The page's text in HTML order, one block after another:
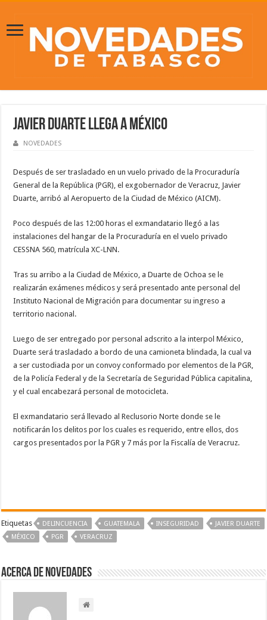
Javier Duarte llega a México
NOVEDADES
Después de ser trasladado en un vuelo privado de la Procuraduría
General de la República (PGR), el exgobernador de Veracruz, Javier
Duarte, arribó al Aeropuerto de la Ciudad de México (AICM).
Poco después de las 12:00 horas el exmandatario llegó a las
instalaciones del hangar de la Procuraduría en el vuelo privado
CESSNA 560, matrícula XC-LNN.
Tras su arribo a la Ciudad de México, a Duarte de Ochoa se le
realizarán exámenes médicos y será presentado ante personal del
Instituto Nacional de Migración para documentar su ingreso a
territorio nacional.
Luego de ser entregado por personal adscrito a la interpol México,
Duarte será trasladado a bordo de una camioneta blindada, la cual va
a ser custodiada por un convoy conformado por elementos de la PGR,
de la Policía Federal y de la Secretaría de Seguridad Pública capitalina,
y el cual encabezará personal de motocicleta.
El exmandatario será llevado al Reclusorio Norte donde se le
notificarán los delitos por los cuales es requerido, entre ellos, dos
cargos presentados por la PGR y 7 más por la Fiscalía de Veracruz.
Etiquetas DELINCUENCIA GUATEMALA INSEGURIDAD
JAVIER DUARTE
MÉXICO
PGR VERACRUZ
Acerca de NOVEDADES